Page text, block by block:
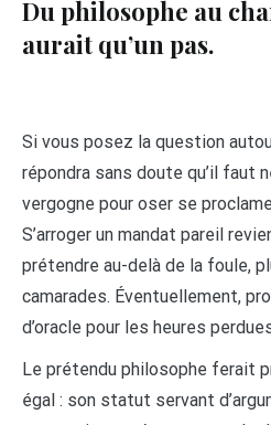
Du philosophe au
aurait qu’un pas.
Si vous posez la question
répondra sans doute qu’il faut
vergogne pour oser se
S’arroger un mandat pareil
prétendre au-delà de la foule,
camarades. Éventuellement,
d’oracle pour les heures
Le prétendu philosophe ferait
égal : son statut servant